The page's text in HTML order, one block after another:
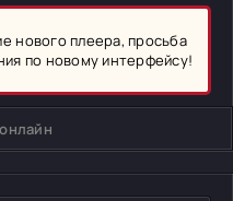
нового плеера, просьба
по новому интерфейсу!